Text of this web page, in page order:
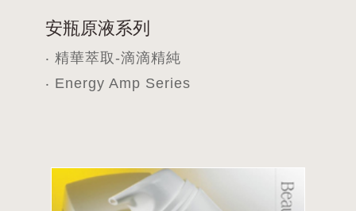
安瓶原液系列
‧ 精華萃取-滴滴精純
‧ Energy Amp Series